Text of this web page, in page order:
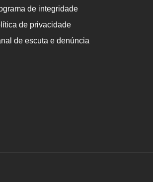
de integridade
de privacidade
de escuta e denúncia